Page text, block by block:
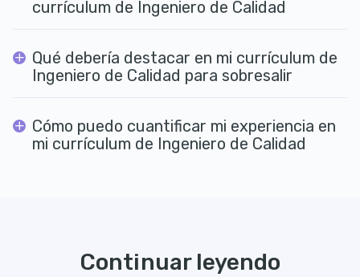
currículum de Ingeniero de Calidad
Qué debería destacar en mi currículum de
Ingeniero de Calidad para sobresalir
Cómo puedo cuantificar mi experiencia en
mi currículum de Ingeniero de Calidad
Continuar leyendo